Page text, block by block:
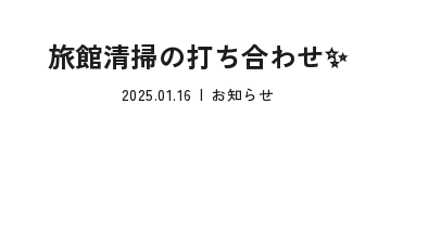
旅館清掃の打ち合わせ✨
2025.01.16 お知らせ